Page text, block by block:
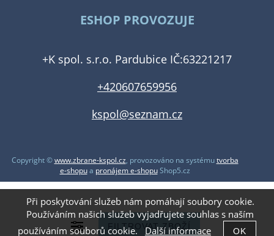
ESHOP PROVOZUJE
+K spol. s.r.o. Pardubice IČ:63221217
+420607659956
kspol@seznam.cz
Copyright ©www.zbrane-kspol.cz, provozováno na systémutvorba
e-shopua pronájem e-shopuShop5.cz
Při poskytování služeb nám pomáhají soubory cookie.
Používáním našich služeb vyjadřujete souhlas s naším
používáním souborů cookie.Další informace